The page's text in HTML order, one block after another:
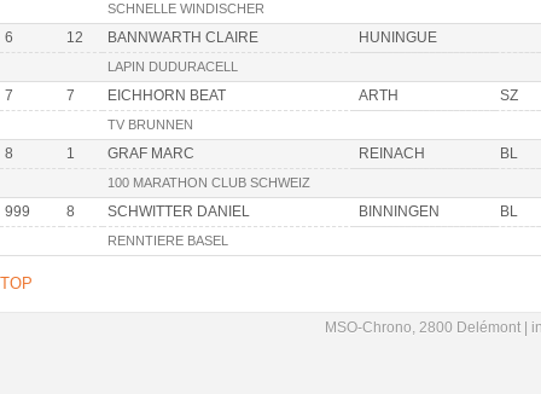
SCHNELLE WINDISCHER
6 12 BANNWARTH CLAIRE HUNINGUE
LAPIN DUDURACELL
7 7 EICHHORN BEAT ARTH SZ
TV BRUNNEN
8 1 GRAF MARC REINACH BL
100 MARATHON CLUB SCHWEIZ
999 8 SCHWITTER DANIEL BINNINGEN BL
RENNTIERE BASEL
TOP
MSO-Chrono, 2800 Delémont |